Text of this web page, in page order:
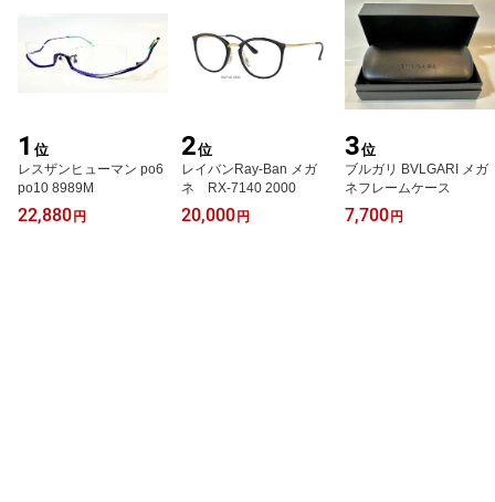
1 位
レスザンヒューマン po6
po10 8989M
22,880 円
2位
レイバンRay-Ban メガ
ネ RX-7140 2000
20,000 円
3位
ブルガリ BVLGARI メガ
ネフレームケース
7,700 円